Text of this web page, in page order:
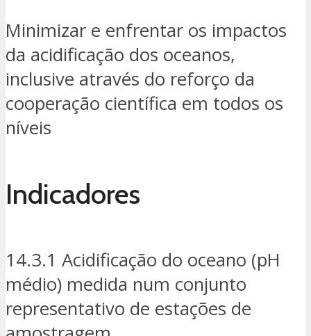
Minimizar e enfrentar os impactos
da acidificação dos oceanos,
inclusive através do reforço da
cooperação científica em todos os
níveis
Indicadores
14.3.1 Acidificação do oceano (pH
médio) medida num conjunto
representativo de estações de